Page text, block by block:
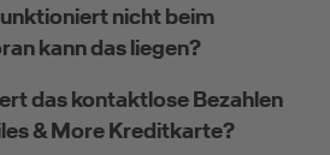
nicht beim
kann das liegen?
das kontaktlose Bezahlen
& More Kreditkarte?